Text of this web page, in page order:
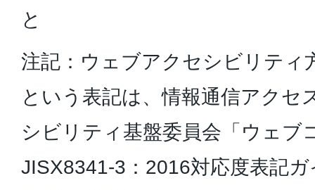
と
注記：ウェブアクセシビリティ
という表記は、情報通信アクセ
シビリティ基盤委員会「ウェブ
JISX8341-3：2016対応度表記